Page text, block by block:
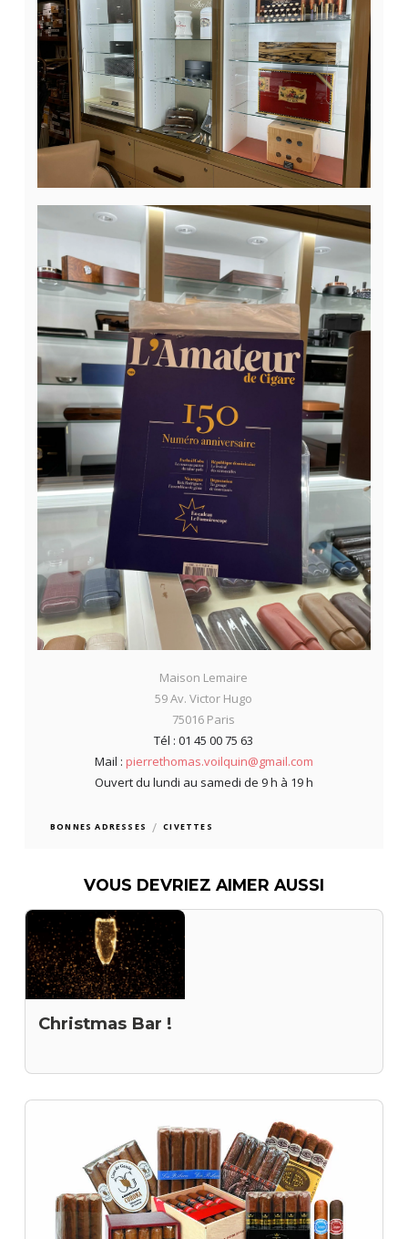
Maison Lemaire
59 Av. Victor Hugo
75016 Paris
Tél : 01 45 00 75 63
Mail : pierrethomas.voilquin@gmail.com
Ouvert du lundi au samedi de 9 h à 19 h
BONNES ADRESSES / CIVETTES
VOUS DEVRIEZ AIMER AUSSI
Christmas Bar !